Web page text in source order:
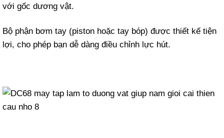
với gốc dương vật.
Bộ phận bơm tay (piston hoặc tay bóp) được thiết kế tiện
lợi, cho phép bạn dễ dàng điều chỉnh lực hút.